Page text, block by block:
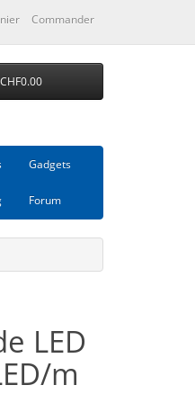
Commander
Gadgets
Forum
LED
m